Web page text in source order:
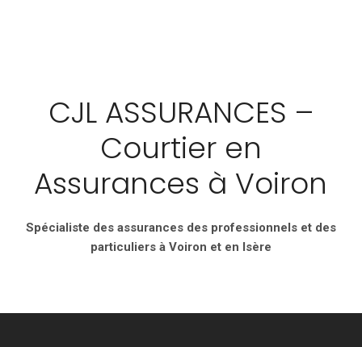
CJL ASSURANCES –
Courtier en
Assurances à Voiron
Spécialiste des assurances des professionnels et des
particuliers à Voiron et en Isère